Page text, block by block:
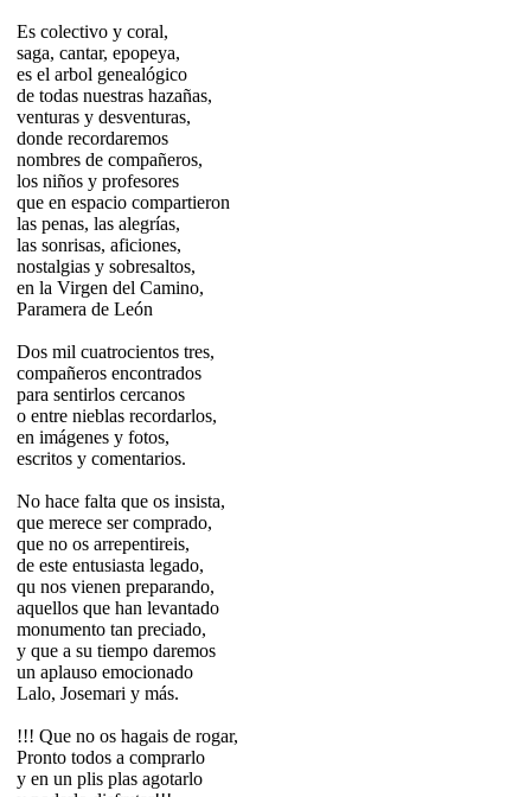
Es colectivo y coral,
saga, cantar, epopeya,
es el arbol genealógico
de todas nuestras hazañas,
venturas y desventuras,
donde recordaremos
nombres de compañeros,
los niños y profesores
que en espacio compartieron
las penas, las alegrías,
las sonrisas, aficiones,
nostalgias y sobresaltos,
en la Virgen del Camino,
Paramera de León
Dos mil cuatrocientos tres,
compañeros encontrados
para sentirlos cercanos
o entre nieblas recordarlos,
en imágenes y fotos,
escritos y comentarios.
No hace falta que os insista,
que merece ser comprado,
que no os arrepentireis,
de este entusiasta legado,
qu nos vienen preparando,
aquellos que han levantado
monumento tan preciado,
y que a su tiempo daremos
un aplauso emocionado
Lalo, Josemari y más.
!!! Que no os hagais de rogar,
Pronto todos a comprarlo
y en un plis plas agotarlo